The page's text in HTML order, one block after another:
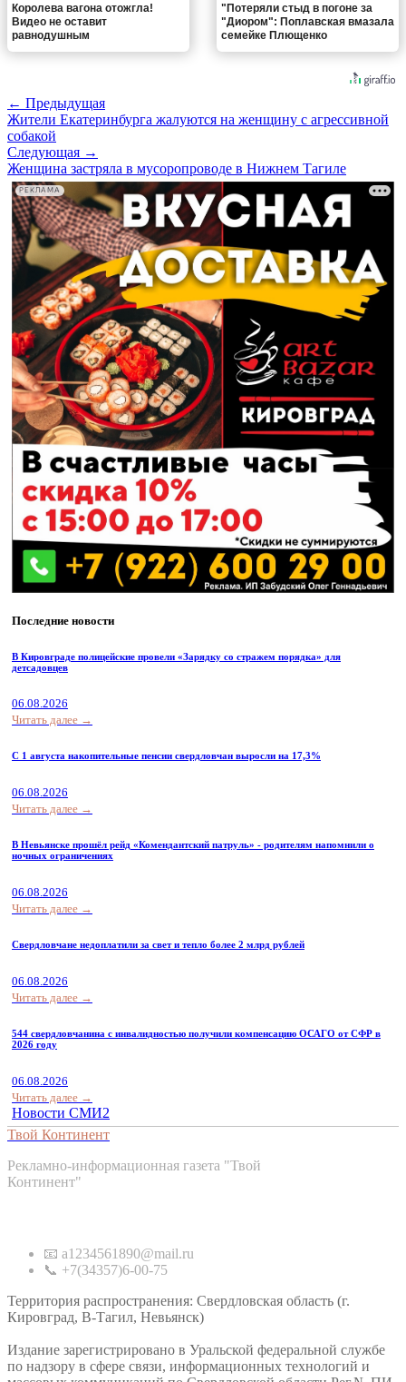
Королева вагона отожгла!
Видео не оставит
равнодушным
"Потеряли стыд в погоне за
"Диором": Поплавская вмазала
семейке Плющенко
← Предыдущая
Жители Екатеринбурга жалуются на женщину с агрессивной
собакой
Следующая →
Женщина застряла в мусоропроводе в Нижнем Тагиле
РЕКЛАМА
Последние новости
В Кировграде полицейские провели «Зарядку со стражем порядка» для
детсадовцев
06.08.2026
Читать далее →
С 1 августа накопительные пенсии свердловчан выросли на 17,3%
06.08.2026
Читать далее →
В Невьянске прошёл рейд «Комендантский патруль» - родителям напомнили о
ночных ограничениях
06.08.2026
Читать далее →
Свердловчане недоплатили за свет и тепло более 2 млрд рублей
06.08.2026
Читать далее →
544 свердловчанина с инвалидностью получили компенсацию ОСАГО от СФР в
2026 году
06.08.2026
Читать далее →
Новости СМИ2
Твой Континент
Рекламно-информационная газета "Твой
Континент"
📧 a1234561890@mail.ru
📞 +7(34357)6-00-75
Территория распространения: Свердловская область (г.
Кировград, В-Тагил, Невьянск)
Издание зарегистрировано в Уральской федеральной службе
по надзору в сфере связи, информационных технологий и